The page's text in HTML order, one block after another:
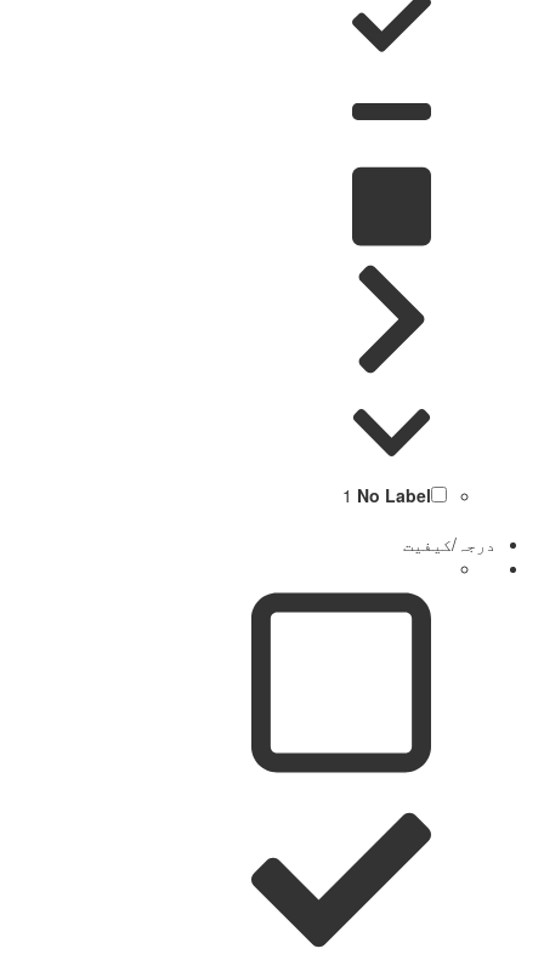
No Label
1
درجہ/کیفیت